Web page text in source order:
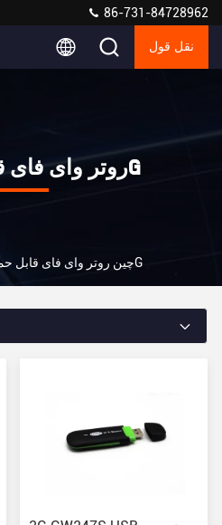
86-731-84728962
نقل قول
روتر وای فای قابل حمل 4G
چین روتر وای فای قابل حمل 4G